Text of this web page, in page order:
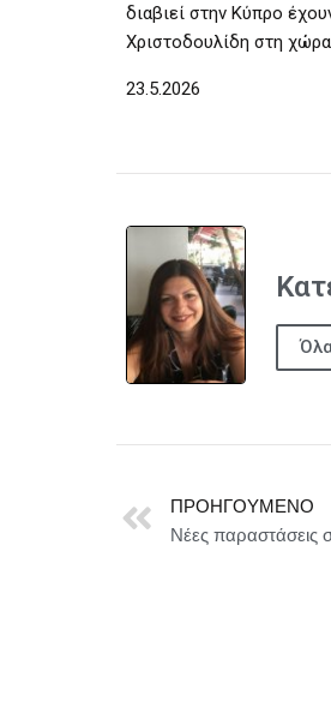
διαβιεί στην Κύπρο
Χριστοδουλίδη στη χώρα
23.5.2026
ΠΡΟΗΓΟΎΜΕΝΟ